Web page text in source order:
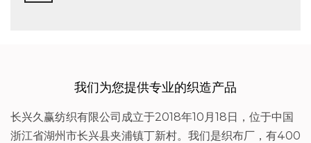
我们为您提供专业的织造产品
长兴久赢纺织有限公司成立于2018年10月18日，位于中国
浙江省湖州市长兴县夹浦镇丁新村。我们是织布厂，有400